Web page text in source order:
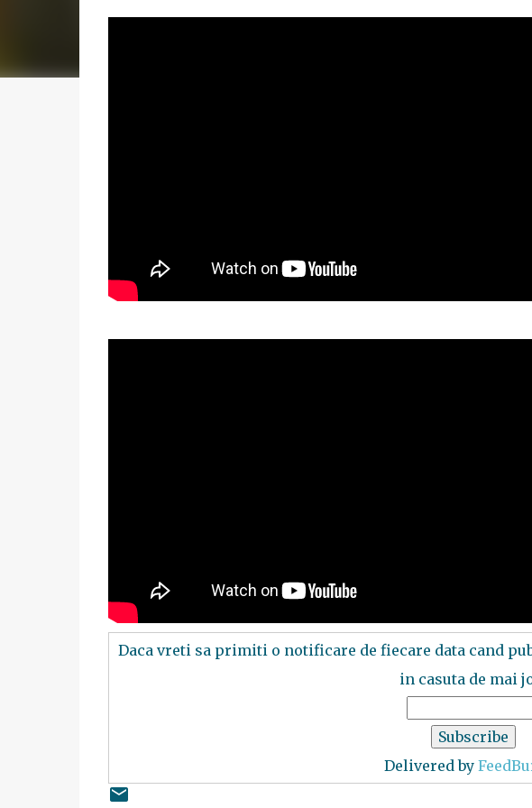
Daca vreti sa primiti o notificare de fiecare data cand
in casuta de mai
Delivered by